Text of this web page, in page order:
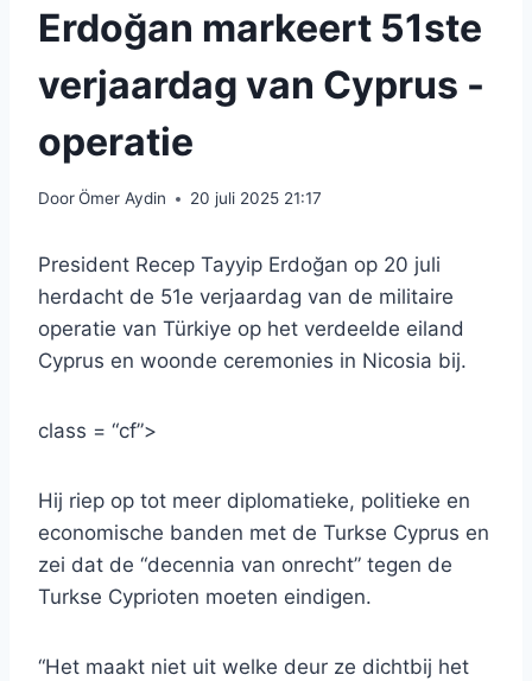
Erdoğan markeert 51ste
verjaardag van Cyprus -
operatie
DoorÖmer Aydin 20 juli 2025 21:17
President Recep Tayyip Erdoğan op 20 juli
herdacht de 51e verjaardag van de militaire
operatie van Türkiye op het verdeelde eiland
Cyprus en woonde ceremonies in Nicosia bij.
class = “cf”>
Hij riep op tot meer diplomatieke, politieke en
economische banden met de Turkse Cyprus en
zei dat de “decennia van onrecht” tegen de
Turkse Cyprioten moeten eindigen.
“Het maakt niet uit welke deur ze dichtbij het